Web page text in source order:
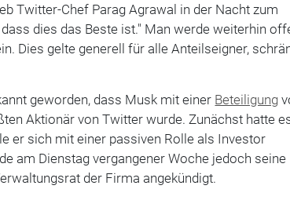
Twitter-Chef Parag Agrawal in der Nacht zum
dies das Beste ist." Man werde weiterhin
Dies gelte generell für alle Anteilseigner,
geworden, dass Musk mit einer Beteiligung
Aktionär von Twitter wurde. Zunächst hatte
er sich mit einer passiven Rolle als Investor
am Dienstag vergangener Woche jedoch seine
der Firma angekündigt.